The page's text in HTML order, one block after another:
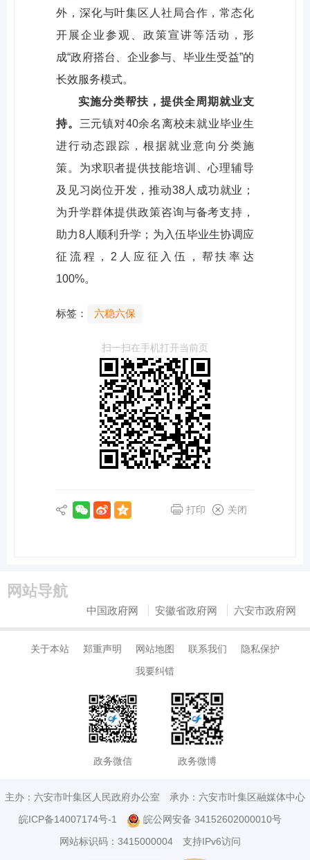
外，深化与叶集区人社局合作，常态化
开展企业参观、政策宣讲等活动，形
成“政府搭台、企业参与、毕业生受益”的
长效服务模式。
实施分类帮扶，提供全周期就业支
持。 三元镇对40余名离校未就业毕业生
进行动态跟踪，根据就业意向分类施
策。为求职者提供技能培训、心理辅导
及见习岗位开发，推动38人成功就业；
为升学群体提供政策咨询与备考支持，
助力8人顺利升学；为入伍毕业生协调应
征流程，2人应征入伍，帮扶率达
100%。
标签： 六稳六保
扫一扫在手机打开当前页
打印 关闭
网站导航
中国政府网 安徽省政府网 六安市政府网
关于本站 郑重声明 网站地图 联系我们
隐私保护
我要纠错
政务微信 政务微博
主办：六安市叶集区人民政府办公室
承办：六安市叶集区融媒体中心
皖ICP备14007174号-1
皖公网安备 34152602000010号
网站标识码：3415000004
支持IPv6访问